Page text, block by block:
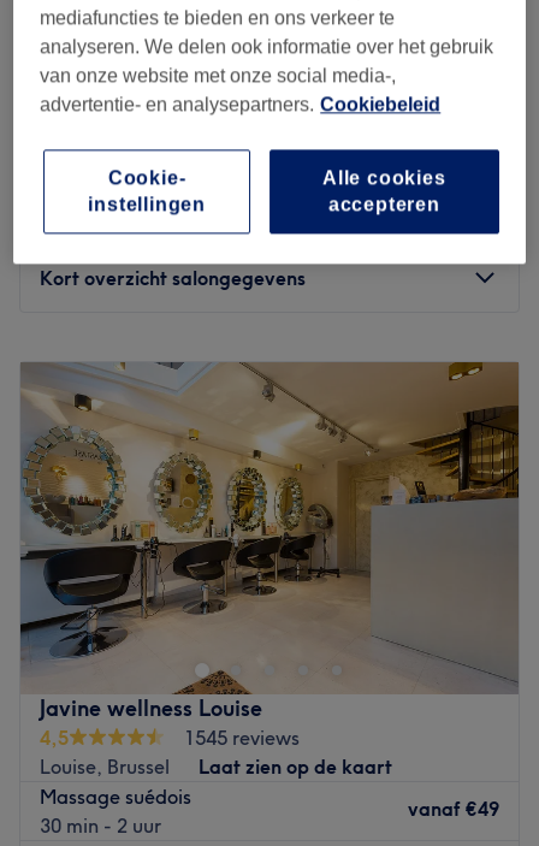
4,8
2529 reviews
Laat zien op de kaart
Massage Suédois
vanaf €90
Kort overzicht salongegevens
Dinsdag
20:00
Woensdag
Donderdag
20:00
Vrijdag
10:00 –20:00
Zaterdag
10:00–20:00
Zondag
Découvrez Monsieur K-OSY, l'institut dédié aux hommes
et femmes situé en plein cœur de Bruxelles, à deux pas
de la Bourse.
Dans leurs locaux fraîchement rénovés, cette équipe de
professionnels, tant masculine que féminine, vous fera
découvrir une large gamme de produits et de soins.
Envie d'un moment de détente et de relaxation ? Leurs
masseurs sont également à votre disposition. Laissez-vous
tenter, ils n'attendent plus que vous !
Javine wellness Louise
4,5
1545 reviews
Louise, Brussel
Laat zien op de kaart
Massage suédois
30 min - 2 uur
vanaf €49
mediafuncties te bieden en ons verkeer te
analyseren. We delen ook informatie over het gebruik
van onze website met onze social media-,
advertentie- en analysepartners. Cookiebeleid
Alle cookies
accepteren
Cookie-
instellingen